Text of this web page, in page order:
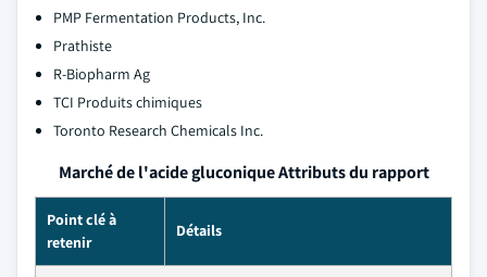
PMP Fermentation Products, Inc.
Prathiste
R-Biopharm Ag
TCI Produits chimiques
Toronto Research Chemicals Inc.
Marché de l'acide gluconique Attributs du rapport
Point clé à
retenir
Détails